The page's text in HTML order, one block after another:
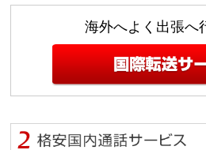
海外へよく出張へ